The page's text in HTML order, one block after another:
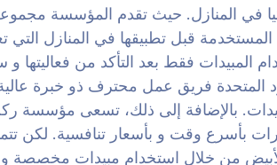
في المنازل. حيث تقدم المؤسسة
المستخدمة قبل تطبيقها في المنازل التي
فقط بعد التأكد من فعاليتها و
المتحدة فريق عمل محترف ذو خبرة
بالإضافة إلى ذلك، تسعى مؤسسة
بأسرع وقت و بأسعار تنافسية. لكن
من خلال استخدام مبيدات مخصصة